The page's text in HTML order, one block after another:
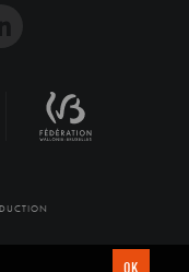
OK